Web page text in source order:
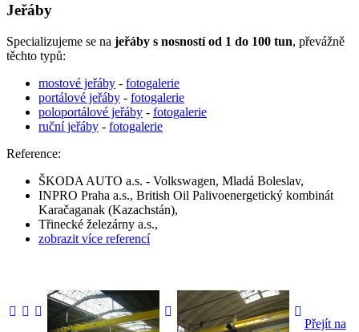
Jeřáby
Specializujeme se na jeřáby s nosností od 1 do 100 tun, převážně
těchto typů:
mostové jeřáby - fotogalerie
portálové jeřáby - fotogalerie
poloportálové jeřáby - fotogalerie
ruční jeřáby - fotogalerie
Reference:
ŠKODA AUTO a.s. - Volkswagen, Mladá Boleslav,
INPRO Praha a.s., British Oil Palivoenergetický kombinát
Karačaganak (Kazachstán),
Třinecké železárny a.s.,
zobrazit více referencí
Přejít na